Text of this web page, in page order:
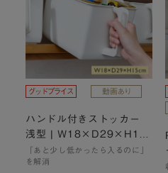
ハンドル付きストッカー
浅型 | W18×D29×H15c
m
「あと少し低かったら入るのに」
を解消